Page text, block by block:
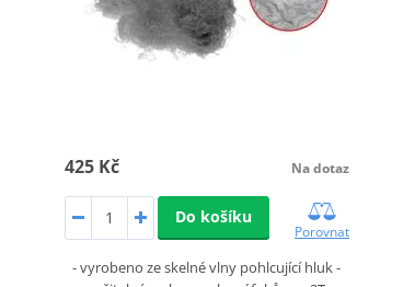
425 Kč Na dotaz
Do košíku
Porovnat
- vyrobeno ze skelné vlny pohlcující hluk -